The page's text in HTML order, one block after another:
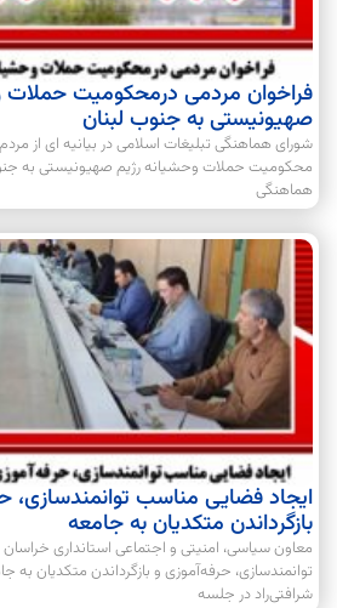
فراخوان مردمی درمحکومیت حملات
صهیونیستی به جنوب لبنان
شورای هماهنگی تبلیغات اسلامی در بیانیه ای از
محکومیت حملات وحشیانه رژیم صهیونیستی به
هماهنگی
ایجاد فضایی مناسب توانمندسازی،
بازگرداندن متکدیان به جامعه
معاون سیاسی، امنیتی و اجتماعی استانداری
توانمندسازی، حرفه‌آموزی و بازگرداندن متکدیان
شرافتی‌راد در جلسه